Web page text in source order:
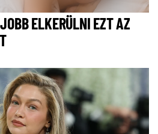
ELKERÜLNI EZT AZ